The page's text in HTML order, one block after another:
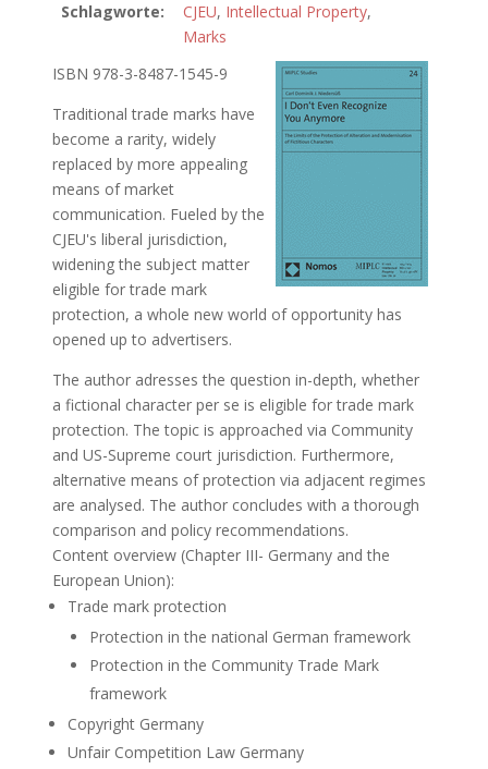
Schlagworte:
CJEU, Intellectual Property,
Marks
ISBN 978-3-8487-1545-9
Traditional trade marks have
become a rarity, widely
replaced by more appealing
means of market
communication. Fueled by the
CJEU's liberal jurisdiction,
widening the subject matter
eligible for trade mark
protection, a whole new world of opportunity has
opened up to advertisers.
The author adresses the question in-depth, whether
a fictional character per se is eligible for trade mark
protection. The topic is approached via Community
and US-Supreme court jurisdiction. Furthermore,
alternative means of protection via adjacent regimes
are analysed. The author concludes with a thorough
comparison and policy recommendations.
Content overview (Chapter III- Germany and the
European Union):
Trade mark protection
Protection in the national German framework
Protection in the Community Trade Mark
framework
Copyright Germany
Unfair Competition Law Germany